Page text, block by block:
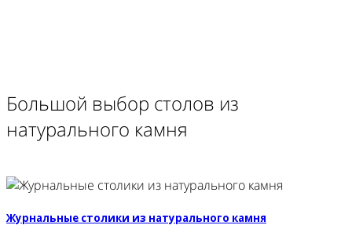
Большой выбор столов из
натурального камня
Журнальные столики из натурального камня